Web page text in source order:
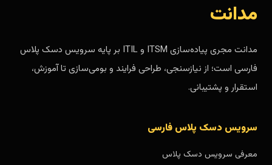
مدانت
مدانت مجری پیاده‌سازی ITSM و ITIL بر پایه سرویس دسک پلاس
فارسی است؛ از نیازسنجی، طراحی فرایند و بومی‌سازی تا آموزش،
استقرار و پشتیبانی.
سرویس دسک پلاس فارسی
معرفی سرویس دسک پلاس